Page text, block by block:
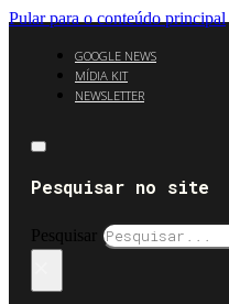
Pular para o conteúdo principal
GOOGLE NEWS
MÍDIA KIT
NEWSLETTER
Pesquisar no site
Pesquisar